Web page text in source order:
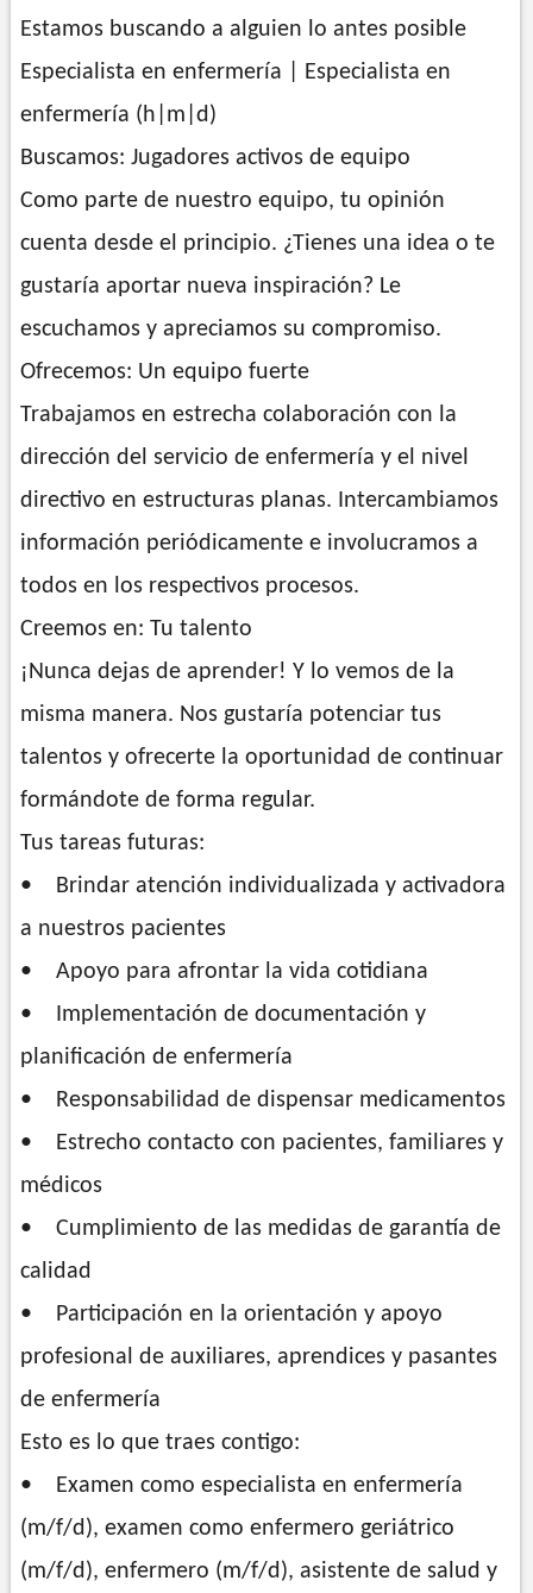
Estamos buscando a alguien lo antes posible
Especialista en enfermería | Especialista en
enfermería (h|m|d)
Buscamos: Jugadores activos de equipo
Como parte de nuestro equipo, tu opinión
cuenta desde el principio. ¿Tienes una idea o te
gustaría aportar nueva inspiración? Le
escuchamos y apreciamos su compromiso.
Ofrecemos: Un equipo fuerte
Trabajamos en estrecha colaboración con la
dirección del servicio de enfermería y el nivel
directivo en estructuras planas. Intercambiamos
información periódicamente e involucramos a
todos en los respectivos procesos.
Creemos en: Tu talento
¡Nunca dejas de aprender! Y lo vemos de la
misma manera. Nos gustaría potenciar tus
talentos y ofrecerte la oportunidad de continuar
formándote de forma regular.
Tus tareas futuras:
• Brindar atención individualizada y activadora
a nuestros pacientes
• Apoyo para afrontar la vida cotidiana
• Implementación de documentación y
planificación de enfermería
• Responsabilidad de dispensar medicamentos
• Estrecho contacto con pacientes, familiares y
médicos
• Cumplimiento de las medidas de garantía de
calidad
• Participación en la orientación y apoyo
profesional de auxiliares, aprendices y pasantes
de enfermería
Esto es lo que traes contigo:
• Examen como especialista en enfermería
(m/f/d), examen como enfermero geriátrico
(m/f/d), enfermero (m/f/d), asistente de salud y